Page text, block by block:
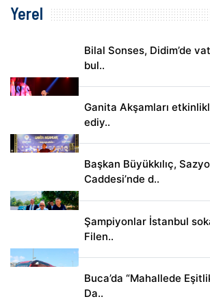
Yerel
Bilal Sonses, Didim’de
bul..
Ganita Akşamları
ediy..
Başkan Büyükkılıç,
Caddesi’nde d..
Şampiyonlar İstanbul
Filen..
Buca’da “Mahallede
Da..